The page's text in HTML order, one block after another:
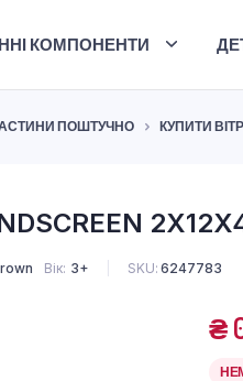
КОМПОНЕНТИ
ПОШТУЧНО КУПИТИ
Вік 3+ SKU: 6247783
₴